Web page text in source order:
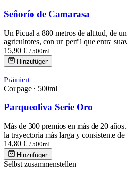
Señorío de Camarasa
Un Picual a 880 metros de altitud, de
agricultores, con un perfil que entra
15,90 € / 500ml
Hinzufügen
Prämiert
Coupage · 500ml
Parqueoliva Serie Oro
Más de 300 premios en más de 20
la trayectoria más larga y consistente
14,80 € / 500ml
Hinzufügen
Selbst zusammenstellen